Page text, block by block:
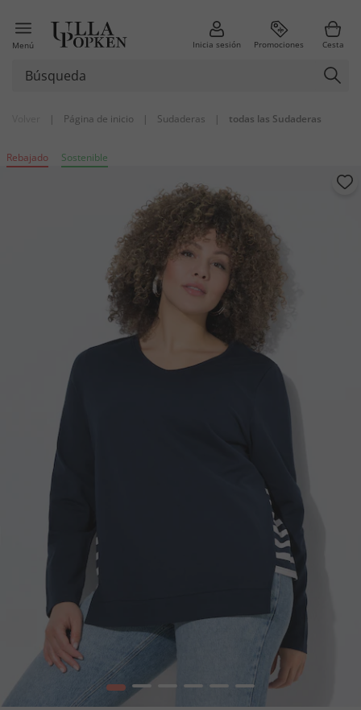
Menú Inicia sesión Promociones Cesta
| Página de inicio | Sudaderas | todas las Sudaderas
Rebajado Sostenible
1 2 4 5 6